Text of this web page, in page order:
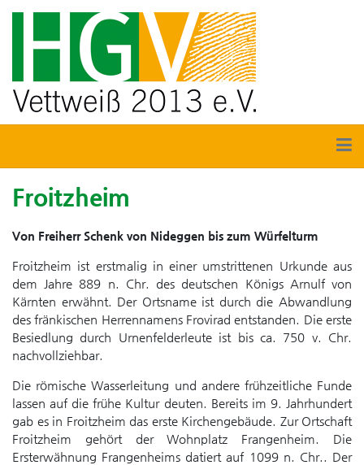
Froitzheim
Von Freiherr Schenk von Nideggen bis zum Würfelturm
Froitzheim ist erstmalig in einer umstrittenen Urkunde aus
dem Jahre 889 n. Chr. des deutschen Königs Arnulf von
Kärnten erwähnt. Der Ortsname ist durch die Abwandlung
des fränkischen Herrennamens Frovirad entstanden. Die erste
Besiedlung durch Urnenfelderleute ist bis ca. 750 v. Chr.
nachvollziehbar.
Die römische Wasserleitung und andere frühzeitliche Funde
lassen auf die frühe Kultur deuten. Bereits im 9. Jahrhundert
gab es in Froitzheim das erste Kirchengebäude. Zur Ortschaft
Froitzheim gehört der Wohnplatz Frangenheim. Die
Ersterwähnung Frangenheims datiert auf 1099 n. Chr.. Der